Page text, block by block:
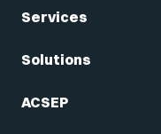
Services
Solutions
ACSEP